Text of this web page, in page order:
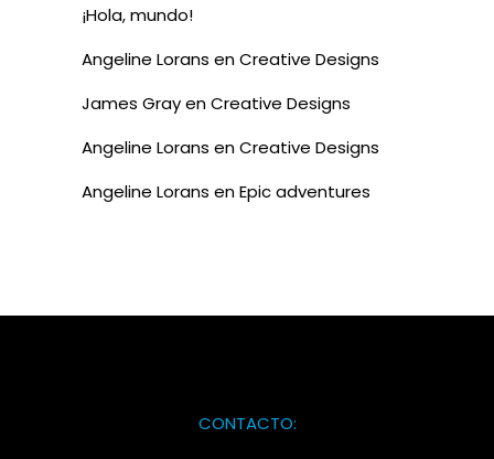
¡Hola, mundo!
Angeline Lorans enCreative Designs
James GrayenCreative Designs
Angeline Lorans enCreative Designs
Angeline Lorans enEpic adventures
CONTACTO: